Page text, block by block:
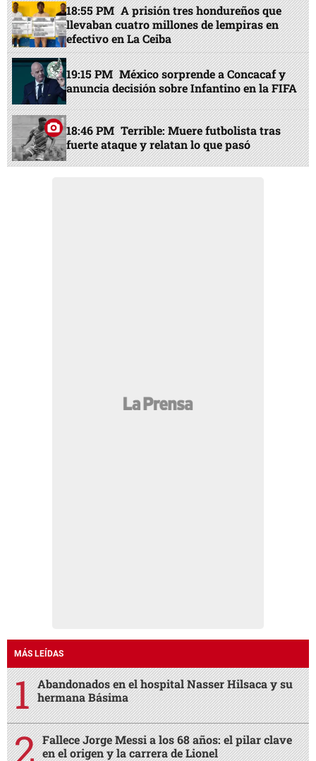
18:55 PM A prisión tres hondureños que
llevaban cuatro millones de lempiras en
efectivo en La Ceiba
19:15 PM México sorprende a Concacaf y
anuncia decisión sobre Infantino en la FIFA
18:46 PM Terrible: Muere futbolista tras
fuerte ataque y relatan lo que pasó
MÁS LEÍDAS
Abandonados en el hospital Nasser Hilsaca y su
hermana Básima
Fallece Jorge Messi a los 68 años: el pilar clave
en el origen y la carrera de Lionel